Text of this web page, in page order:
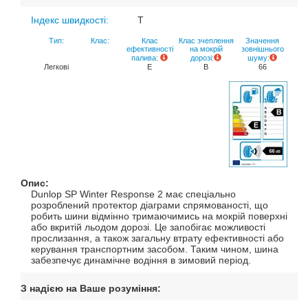
Індекс швидкості: T
Тип:
Легкові
Клас:
Клас
ефективності
палива:
E
Клас зчеплення
на мокрій
дорозі:
B
Значення
зовнішнього
шуму:
66
Опис:
Dunlop SP Winter Response 2 має спеціально
розроблений протектор діаграми спрямованості, що
робить шини відмінно тримаючимись на мокрій поверхні
або вкритій льодом дорозі. Це запобігає можливості
прослизання, а також загальну втрату ефективності або
керування транспортним засобом. Таким чином, шина
забезпечує динамічне водіння в зимовий період.
З надією на Ваше розуміння: